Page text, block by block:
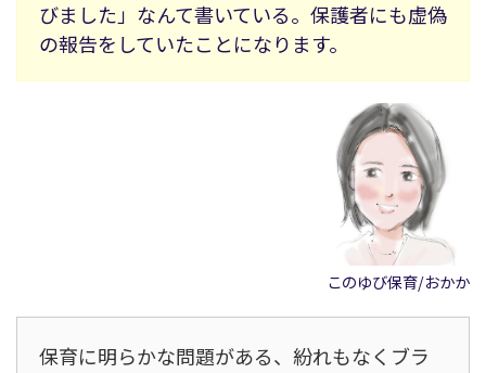
びました」なんて書いている。保護者にも虚偽
の報告をしていたことになります。
このゆび保育/おかか
保育に明らかな問題がある、紛れもなくブラ